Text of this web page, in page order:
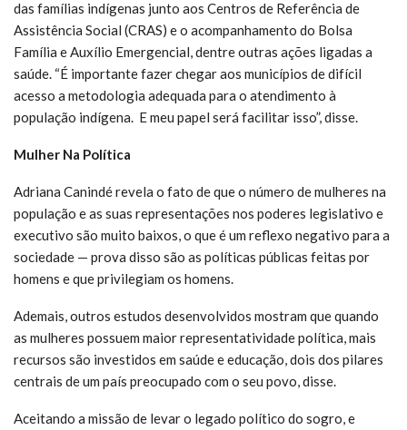
das famílias indígenas junto aos Centros de Referência de
Assistência Social (CRAS) e o acompanhamento do Bolsa
Família e Auxílio Emergencial, dentre outras ações ligadas a
saúde. “É importante fazer chegar aos municípios de difícil
acesso a metodologia adequada para o atendimento à
população indígena. E meu papel será facilitar isso”, disse.
Mulher Na Política
Adriana Canindé revela o fato de que o número de mulheres na
população e as suas representações nos poderes legislativo e
executivo são muito baixos, o que é um reflexo negativo para a
sociedade — prova disso são as políticas públicas feitas por
homens e que privilegiam os homens.
Ademais, outros estudos desenvolvidos mostram que quando
as mulheres possuem maior representatividade política, mais
recursos são investidos em saúde e educação, dois dos pilares
centrais de um país preocupado com o seu povo, disse.
Aceitando a missão de levar o legado político do sogro, e